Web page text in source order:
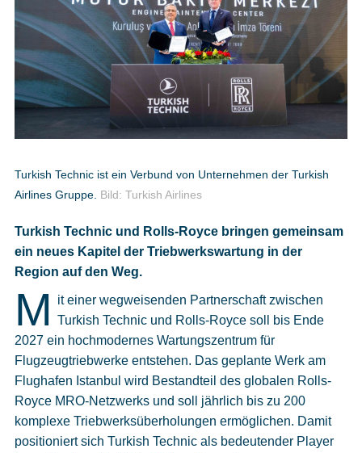
Podcast
Impressum
Datenschutz
Cookies
Datenschutzeinstellungen
Turkish Technic ist ein Verbund von Unternehmen der Turkish
Airlines Gruppe. Bild: Turkish Airlines
Turkish Technic und Rolls-Royce bringen gemeinsam
ein neues Kapitel der Triebwerkswartung in der
Region auf den Weg.
M
it einer wegweisenden Partnerschaft zwischen
Turkish Technic und Rolls-Royce soll bis Ende
2027 ein hochmodernes Wartungszentrum für
Flugzeugtriebwerke entstehen. Das geplante Werk am
Flughafen Istanbul wird Bestandteil des globalen Rolls-
Royce MRO-Netzwerks und soll jährlich bis zu 200
komplexe Triebwerksüberholungen ermöglichen. Damit
positioniert sich Turkish Technic als bedeutender Player